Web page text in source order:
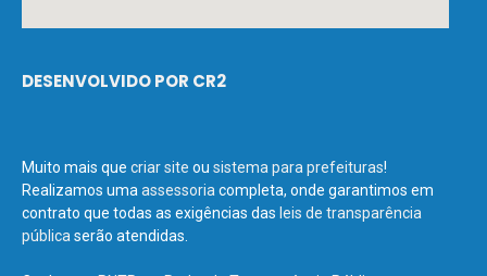
DESENVOLVIDO POR CR2
Muito mais que criar site ou sistema para prefeituras!
Realizamos uma assessoria completa, onde garantimos em
contrato que todas as exigências das leis de transparência
pública serão atendidas.